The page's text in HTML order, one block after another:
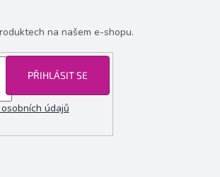
na našem e-shopu.
údajů
PŘIHLÁSIT SE